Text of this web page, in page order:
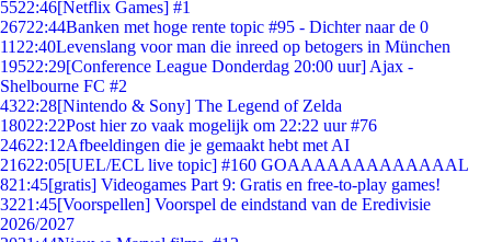
5522:46[Netflix Games] #1
26722:44Banken met hoge rente topic #95 - Dichter naar de 0
11 22:40Levenslang voor man die inreed op betogers in München
19522:29[Conference League Donderdag 20:00 uur] Ajax -
Shelbourne FC #2
4322:28[Nintendo & Sony] The Legend of Zelda
18022:22Post hier zo vaak mogelijk om 22:22 uur #76
24622:12Afbeeldingen die je gemaakt hebt met AI
21622:05[UEL/ECL live topic] #160 GOAAAAAAAAAAAAAL
821:45[gratis] Videogames Part 9: Gratis en free-to-play games!
3221:45[Voorspellen] Voorspel de eindstand van de Eredivisie
2026/2027